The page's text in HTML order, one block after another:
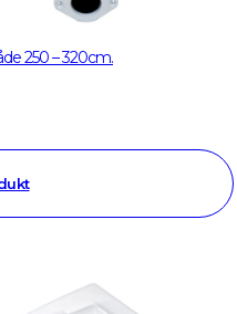
250 – 320cm.